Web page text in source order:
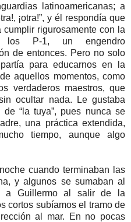
latinoamericanas; a
¡otra!”, y él respondía que
rigurosamente con la
los P-1, un engendro
de entonces. Pero no solo
para educarnos en la
aquellos momentos, como
verdaderos maestros, que
ocultar nada. Le gustaba
“la tuya”, pues nunca se
una práctica extendida,
tiempo, aunque algo
cuando terminaban las
y algunos se sumaban al
a Guillermo al salir de la
cortos subíamos el tramo de
al mar. En no pocas